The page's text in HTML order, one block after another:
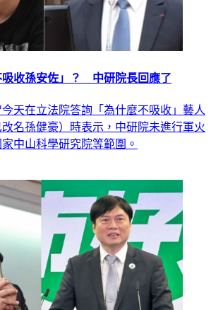
吸收孫安佐」？ 中研院長回應了
天在立法院答詢「為什麼不吸收」藝人
名孫健豪）時表示，中研院未進行軍火
中山科學研究院等範圍。